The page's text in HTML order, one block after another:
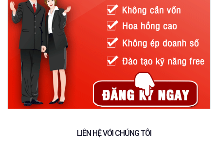
như khả năng chống va đập, chống vỡ vụn và chặn 100% tia UV,
trọng lượng nhẹ. Tầm nhìn rộng giúp người sử dụng quan sát rõ
ràng và dễ dàng di chuyển.
Phin lọc của mặt nạ phòng độc
Phin lọc
đóng vai trò cực kỳ quan trọng, nó chứa than hoạt tính
nên giúp lọc và loại bỏ các khí bụi bẩn gây hại cho người mang.
Nguyên lý hoạt động của mặt nạ
phòng độc
LIÊN HỆ VỚI CHÚNG TÔI